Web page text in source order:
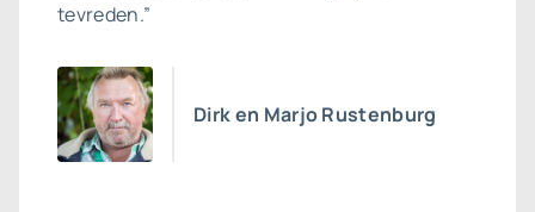
tevreden.”
Dirk en Marjo Rustenburg